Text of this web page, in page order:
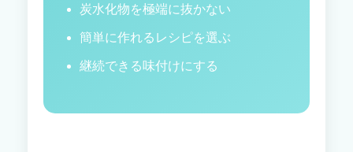
炭水化物を極端に抜かない
簡単に作れるレシピを選ぶ
継続できる味付けにする